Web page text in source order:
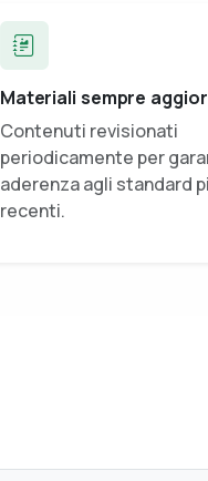
Materiali sempre
Contenuti revisionati
periodicamente per
aderenza agli standard
recenti.